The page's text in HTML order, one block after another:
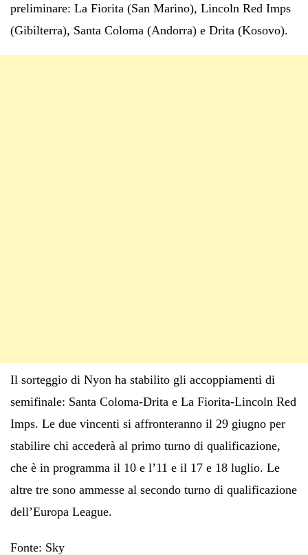
preliminare: La Fiorita (San Marino), Lincoln Red Imps
(Gibilterra), Santa Coloma (Andorra) e Drita (Kosovo).
Il sorteggio di Nyon ha stabilito gli accoppiamenti di
semifinale: Santa Coloma-Drita e La Fiorita-Lincoln Red
Imps. Le due vincenti si affronteranno il 29 giugno per
stabilire chi accederà al primo turno di qualificazione,
che è in programma il 10 e l’11 e il 17 e 18 luglio. Le
altre tre sono ammesse al secondo turno di qualificazione
dell’Europa League.
Fonte: Sky